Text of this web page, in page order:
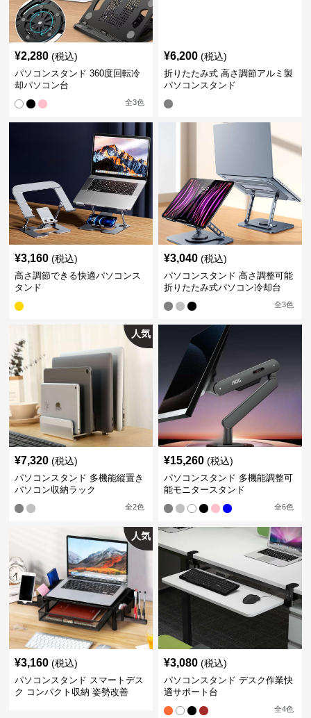
¥2,280 (税込)
パソコンスタンド 360度回転冷
却パソコン台
全3色
¥6,200 (税込)
折りたたみ式 高さ調節アルミ製
パソコンスタンド
¥3,160 (税込)
高さ調節できる快適パソコンス
タンド
¥3,040 (税込)
パソコンスタンド 高さ調整可能
折りたたみ式パソコン冷却台
全3色
人気
¥7,320 (税込)
パソコンスタンド 多機能縦置き
パソコン収納ラック
全2色
¥15,260 (税込)
パソコンスタンド 多機能調整可
能モニタースタンド
全6色
人気
¥3,160 (税込)
パソコンスタンド スマートデス
ク コンパクト収納 姿勢改善
¥3,080 (税込)
パソコンスタンド デスク作業快
適サポート台
全4色